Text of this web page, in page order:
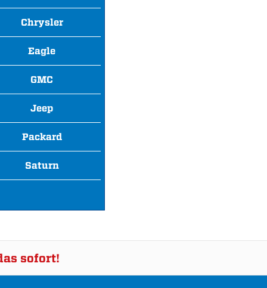
Chrysler
Eagle
GMC
Jeep
Packard
Saturn
sofort!